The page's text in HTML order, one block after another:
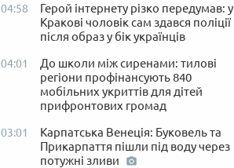
04:58
Герой інтернету різко передумав: у
Кракові чоловік сам здався поліції
після образ у бік українців
04:01
До школи між сиренами: тилові
регіони профінансують 840
мобільних укриттів для дітей
прифронтових громад
03:01
Карпатська Венеція: Буковель та
Прикарпаття пішли під воду через
потужні зливи